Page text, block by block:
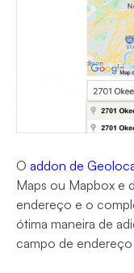
O addon de
Maps ou Mapbox e
endereço e o
ótima maneira de
campo de